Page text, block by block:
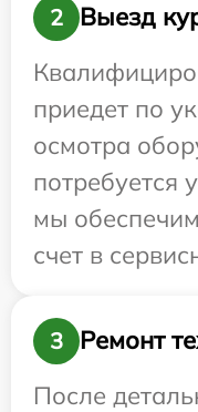
2
Выезд
приедет по
осмотра
потребуется
мы
счет в
3
Ремонт
После